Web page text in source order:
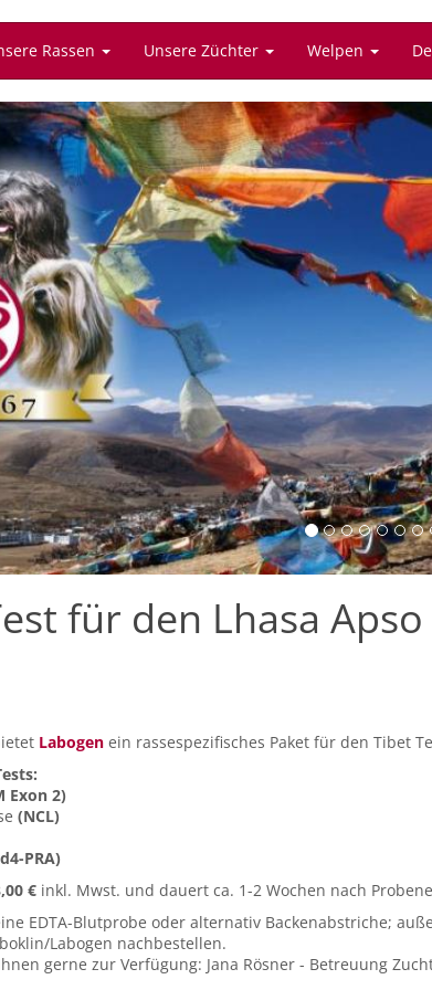
Rassen Unsere Züchter Welpen
für den Lhasa
Labogen ein rassespezifisches Paket für den Tibet
Exon 2)
(NCL)
PRA)
€ inkl. Mwst. und dauert ca. 1-2 Wochen nach
EDTA-Blutprobe oder alternativ Backenabstriche;
Labogen nachbestellen.
gerne zur Verfügung: Jana Rösner - Betreuung